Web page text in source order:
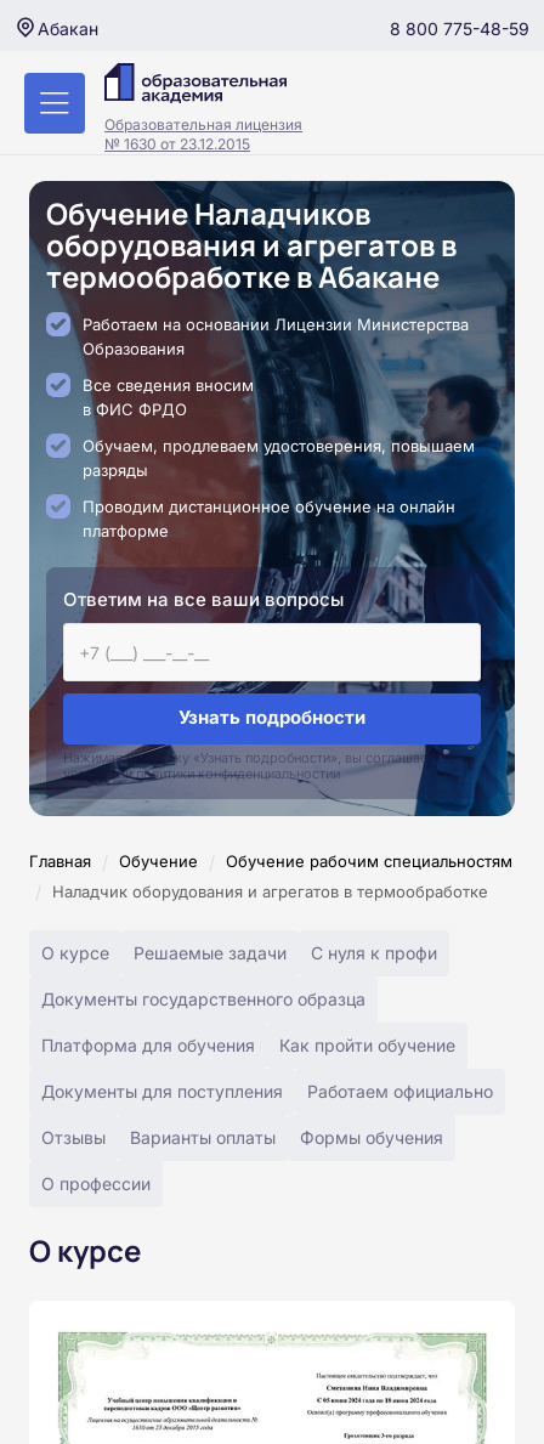
Абакан 8 800 775-48-59
Образовательная лицензия
№ 1630 от 23.12.2015
Обучение Наладчиков
оборудования и агрегатов в
термообработке в Абакане
Работаем на основании Лицензии Министерства
Образования
Все сведения вносим
в ФИС ФРДО
Обучаем, продлеваем удостоверения, повышаем
разряды
Проводим дистанционное обучение на онлайн
платформе
Ответим на все ваши вопросы
Узнать подробности
Нажимая на кнопку «Узнать подробности», вы соглашаетесь с
условиями политики конфиденциальностии
Главная / Обучение / Обучение рабочим специальностям
/ Наладчик оборудования и агрегатов в термообработке
О курсе Решаемые задачи С нуля к профи
Документы государственного образца
Платформа для обучения Как пройти обучение
Документы для поступления Работаем официально
Отзывы Варианты оплаты Формы обучения
О профессии
О курсе